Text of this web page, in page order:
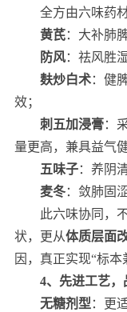
全方由六味药
黄芪：大补肺
防风：祛风胜
麸炒白术：健
效；
刺五加浸膏：
量更高，兼具益气
五味子：养阴
麦冬：敛肺固
此六味协同，
状，更从体质层面
因，真正实现“标本
4、先进工艺，
无糖剂型 ：更